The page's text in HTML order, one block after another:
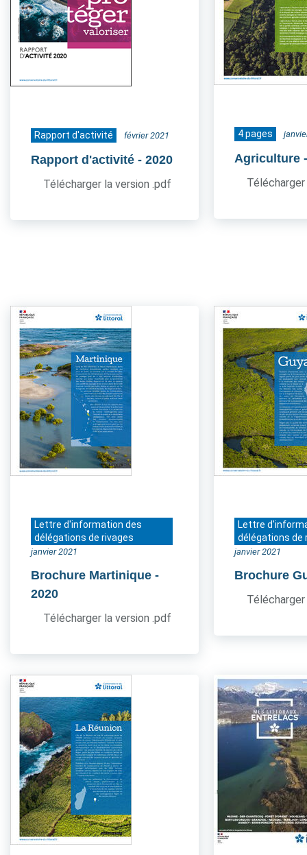
Rapport d'activité février 2021
Rapport d'activité - 2020
Télécharger la version .pdf
4 pages
Agriculture
Lettre d'information des
délégations de rivages
janvier 2021
Brochure Martinique -
2020
Télécharger la version .pdf
Lettre
délégations de
janvier 2021
Brochure